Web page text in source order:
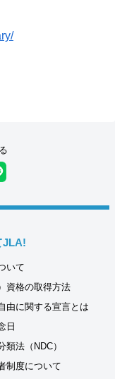
JLA!
いて
資格の取得方法
由に関する宣言とは
日
類法（NDC）
制度について